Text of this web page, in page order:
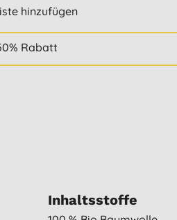
hinzufügen
Rabatt
Inhaltsstoffe